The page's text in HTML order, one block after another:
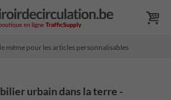
même pour les articles personnalisables
urbain dans la terre -